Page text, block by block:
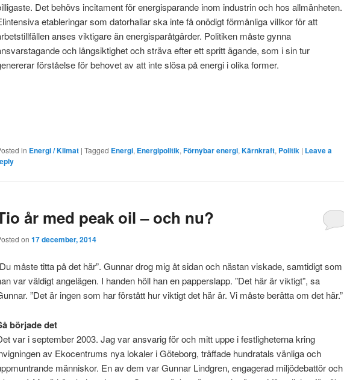
Det behövs incitament för energisparande inom industrin och hos allmänheten.
etableringar som datorhallar ska inte få onödigt förmånliga villkor för att
anses viktigare än energisparåtgärder. Politiken måste gynna
och långsiktighet och sträva efter ett spritt ägande, som i sin tur
förståelse för behovet av att inte slösa på energi i olika former.
in Energi / Klimat | Tagged Energi, Energipolitik, Förnybar energi, Kärnkraft, Politik | Leave a
år med peak oil – och nu?
on 17 december, 2014
måste titta på det här”. Gunnar drog mig åt sidan och nästan viskade, samtidigt som
var väldigt angelägen. I handen höll han en papperslapp. ”Det här är viktigt”, sa
”Det är ingen som har förstått hur viktigt det här är. Vi måste berätta om det här.”
började det
var i september 2003. Jag var ansvarig för och mitt uppe i festligheterna kring
av Ekocentrums nya lokaler i Göteborg, träffade hundratals vänliga och
människor. En av dem var Gunnar Lindgren, engagerad miljödebattör och